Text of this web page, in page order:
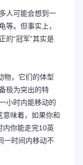
人可能会想到一
等。但事实上，
的“冠军”其实是
物，它们的体型
极为突出的特
小时内能移动的
意味着，如果你和
内你能走完10英
一时间内移动不